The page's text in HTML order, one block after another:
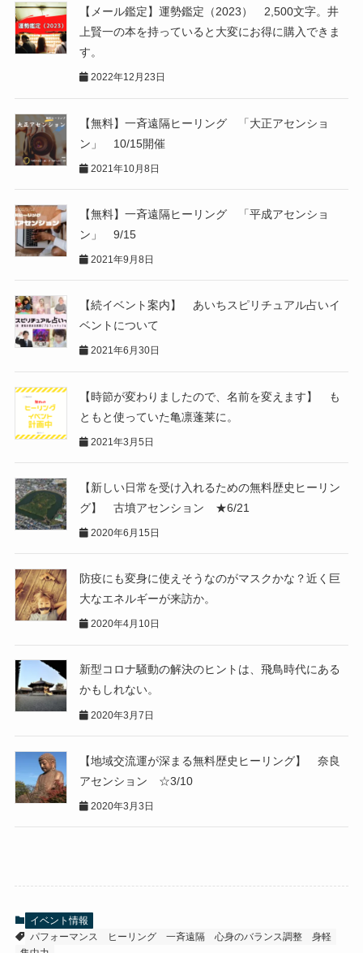
【メール鑑定】運勢鑑定（2023） 2,500文字。井
上賢一の本を持っていると大変にお得に購入できま
す。
2022年12月23日
【無料】一斉遠隔ヒーリング 「大正アセンショ
ン」 10/15開催
2021年10月8日
【無料】一斉遠隔ヒーリング 「平成アセンショ
ン」 9/15
2021年9月8日
【続イベント案内】 あいちスピリチュアル占いイ
ベントについて
2021年6月30日
【時節が変わりましたので、名前を変えます】 も
ともと使っていた亀凛蓬莱に。
2021年3月5日
【新しい日常を受け入れるための無料歴史ヒーリン
グ】 古墳アセンション ★6/21
2020年6月15日
防疫にも変身に使えそうなのがマスクかな？近く巨
大なエネルギーが来訪か。
2020年4月10日
新型コロナ騒動の解決のヒントは、飛鳥時代にある
かもしれない。
2020年3月7日
【地域交流運が深まる無料歴史ヒーリング】 奈良
アセンション ☆3/10
2020年3月3日
イベント情報
パフォーマンス
ヒーリング 一斉遠隔 心身のバランス調整
身軽